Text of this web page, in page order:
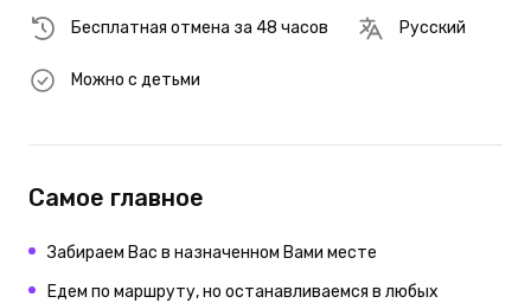
Бесплатная отмена за 48 часов Русский
Можно с детьми
Самое главное
Забираем Вас в назначенном Вами месте
Едем по маршруту, но останавливаемся в любых